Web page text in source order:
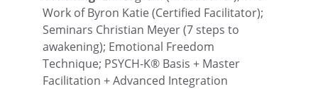
Work of Byron Katie (Certified Facilitator);
Seminars Christian Meyer (7 steps to
awakening); Emotional Freedom
Technique; PSYCH-K® Basis + Master
Facilitation + Advanced Integration